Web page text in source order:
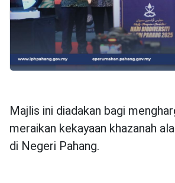
Majlis ini diadakan bagi
meraikan kekayaan khazanah
di Negeri Pahang.